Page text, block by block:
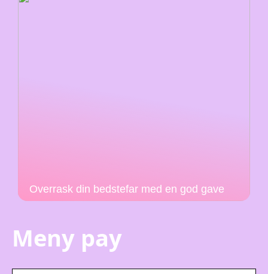
Overrask din bedstefar med en god gave
Meny pay